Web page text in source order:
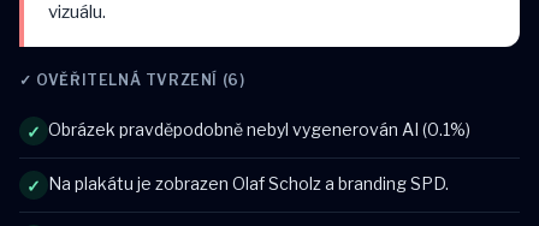
vizuálu.
✓ OVĚŘITELNÁ TVRZENÍ (6)
✓ Obrázek pravděpodobně nebyl vygenerován AI (0.1%)
✓ Na plakátu je zobrazen Olaf Scholz a branding SPD.